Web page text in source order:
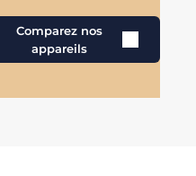
Comparez nos
appareils